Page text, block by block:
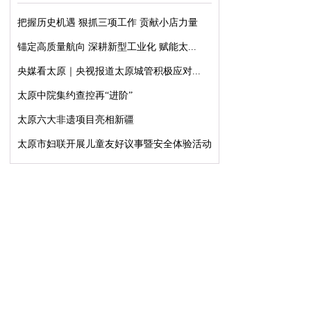
把握历史机遇 狠抓三项工作 贡献小店力量
锚定高质量航向 深耕新型工业化 赋能太...
央媒看太原｜央视报道太原城管积极应对...
太原中院集约查控再“进阶”
太原六大非遗项目亮相新疆
太原市妇联开展儿童友好议事暨安全体验活动